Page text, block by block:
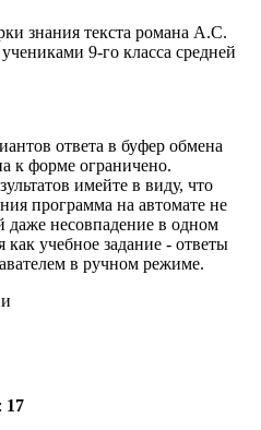
знания текста романа А.С.
9-го класса средней
ответа в буфер обмена
к форме ограничено.
имейте в виду, что
программа на автомате не
даже несовпадение в одном
как учебное задание - ответы
в ручном режиме.
17